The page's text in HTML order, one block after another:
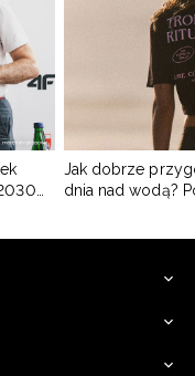
Jak dobrze
dnia nad wodą?